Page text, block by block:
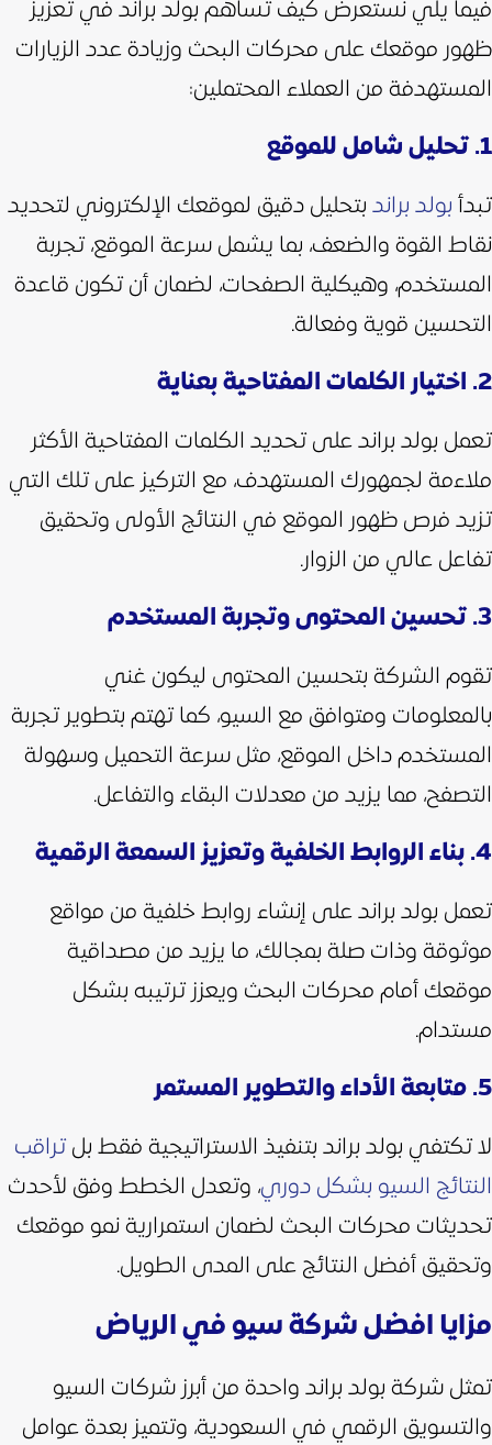
فيما يلي نستعرض كيف تساهم بولد براند في تعزيز
ظهور موقعك على محركات البحث وزيادة عدد الزيارات
المستهدفة من العملاء المحتملين:
1. تحليل شامل للموقع
تبدأ بولد براند بتحليل دقيق لموقعك الإلكتروني لتحديد
نقاط القوة والضعف، بما يشمل سرعة الموقع، تجربة
المستخدم، وهيكلية الصفحات، لضمان أن تكون قاعدة
التحسين قوية وفعالة.
2. اختيار الكلمات المفتاحية بعناية
تعمل بولد براند على تحديد الكلمات المفتاحية الأكثر
ملاءمة لجمهورك المستهدف، مع التركيز على تلك التي
تزيد فرص ظهور الموقع في النتائج الأولى وتحقيق
تفاعل عالي من الزوار.
3. تحسين المحتوى وتجربة المستخدم
تقوم الشركة بتحسين المحتوى ليكون غني
بالمعلومات ومتوافق مع السيو، كما تهتم بتطوير تجربة
المستخدم داخل الموقع، مثل سرعة التحميل وسهولة
التصفح، مما يزيد من معدلات البقاء والتفاعل.
4. بناء الروابط الخلفية وتعزيز السمعة الرقمية
تعمل بولد براند على إنشاء روابط خلفية من مواقع
موثوقة وذات صلة بمجالك، ما يزيد من مصداقية
موقعك أمام محركات البحث ويعزز ترتيبه بشكل
مستدام.
5. متابعة الأداء والتطوير المستمر
لا تكتفي بولد براند بتنفيذ الاستراتيجية فقط بل تراقب
النتائج السيو بشكل دوري، وتعدل الخطط وفق لأحدث
تحديثات محركات البحث لضمان استمرارية نمو موقعك
وتحقيق أفضل النتائج على المدى الطويل.
مزايا افضل شركة سيو في الرياض
تمثل شركة بولد براند واحدة من أبرز شركات السيو
والتسويق الرقمي في السعودية، وتتميز بعدة عوامل